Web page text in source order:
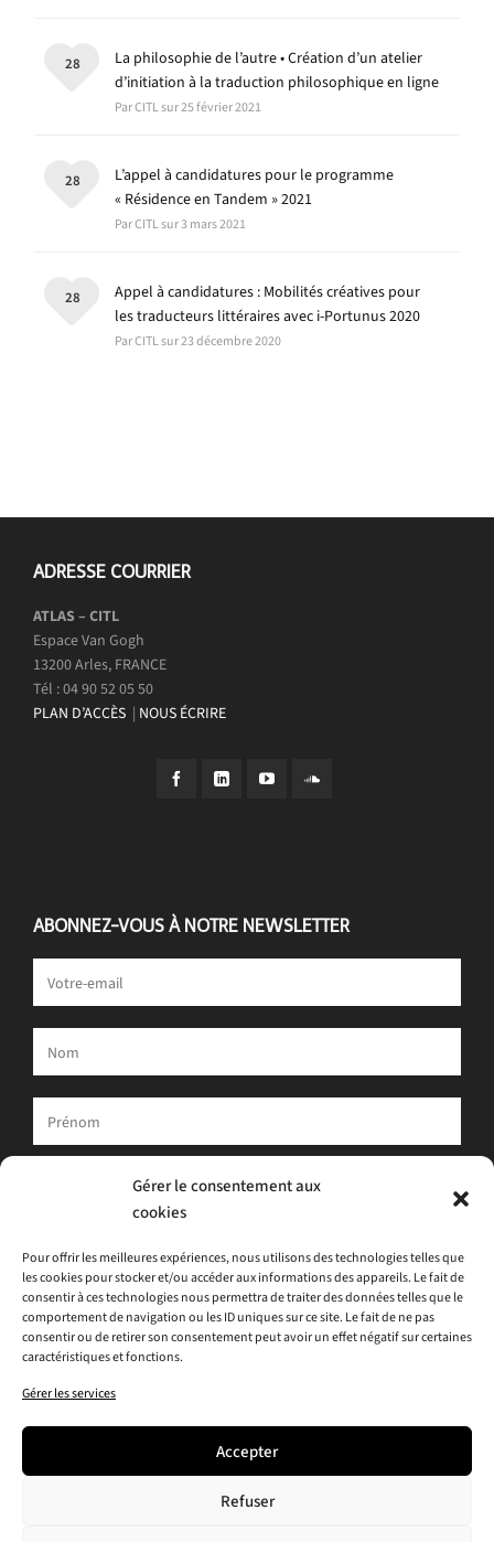
Gérer le consentement aux
cookies
Pour offrir les meilleures expériences, nous utilisons des technologies telles que
les cookies pour stocker et/ou accéder aux informations des appareils. Le fait de
consentir à ces technologies nous permettra de traiter des données telles que le
comportement de navigation ou les ID uniques sur ce site. Le fait de ne pas
consentir ou de retirer son consentement peut avoir un effet négatif sur certaines
caractéristiques et fonctions.
Gérer les services
Accepter
Refuser
La philosophie de l’autre • Création d’un atelier
d’initiation à la traduction philosophique en ligne
Par CITL sur 25 février 2021
28
L’appel à candidatures pour le programme
« Résidence en Tandem » 2021
Par CITL sur 3 mars 2021
28
Appel à candidatures : Mobilités créatives pour
les traducteurs littéraires avec i-Portunus 2020
Par CITL sur 23 décembre 2020
28
ADRESSE COURRIER
ATLAS – CITL
Espace Van Gogh
13200 Arles, FRANCE
Tél : 04 90 52 05 50
PLAN D’ACCÈS | NOUS ÉCRIRE
ABONNEZ-VOUS À NOTRE NEWSLETTER
Votre adresse e-mail est uniquement utilisée pour vous envoyer
notre newsletter et des informations sur les activités d'ATLAS.
la newsletter.
J'acceptela politique de confidentialité